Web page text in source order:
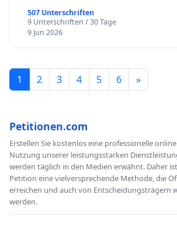
507 Unterschriften
9 Unterschriften / 30 Tage
9 Jun 2026
1 2 3 4 5 6 »
Petitionen.com
Erstellen Sie kostenlos eine professionelle
Nutzung unserer leistungsstarken
werden täglich in den Medien erwähnt. Daher
Petition eine vielversprechende Methode, die
erreichen und auch von Entscheidungsträgern
werden.